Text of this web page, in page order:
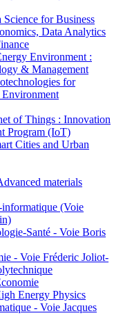
for Business
Data Analytics
Environment :
& Management
for
of Things : Innovation
Program (IoT)
Cities and Urban
materials
(Voie
Santé - Voie Boris
- Voie Fréderic Joliot-
Energy Physics
- Voie Jacques